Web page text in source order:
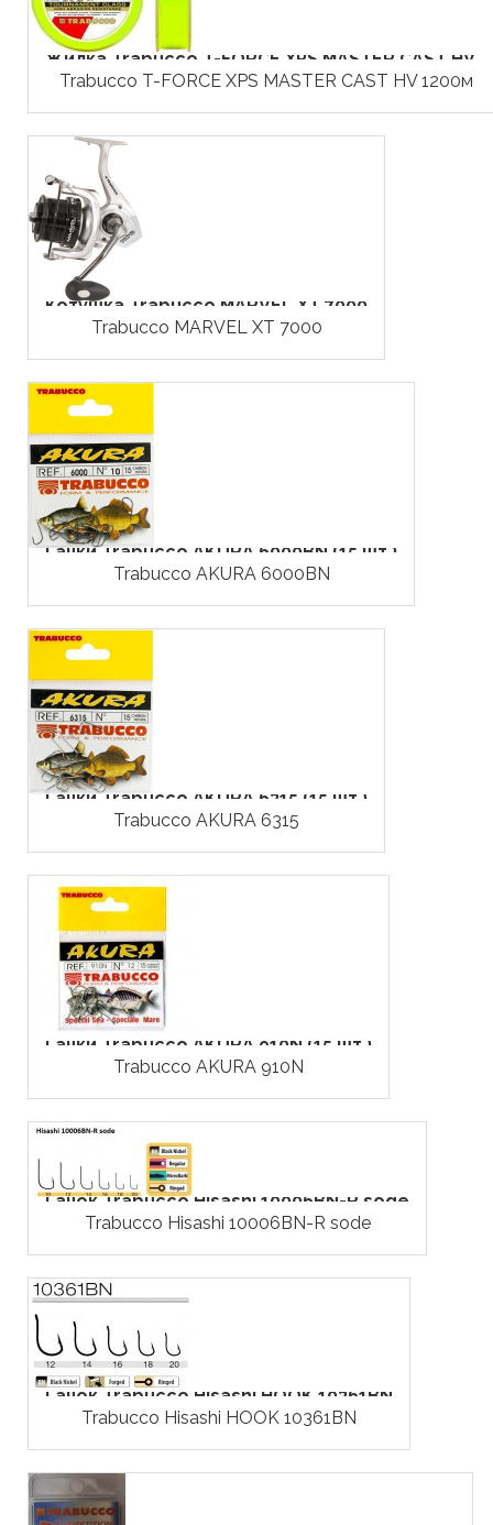
Жилка Trabucco T-FORCE XPS MASTER CAST HV...
Trabucco T-FORCE XPS MASTER CAST HV 1200м
Котушка Trabucco MARVEL XT 7000
Trabucco MARVEL XT 7000
Гачки Trabucco AKURA 6000BN (15 шт.)
Trabucco AKURA 6000BN
Гачки Trabucco AKURA 6315 (15 шт.)
Trabucco AKURA 6315
Гачки Trabucco AKURA 910N (15 шт.)
Trabucco AKURA 910N
Гачок Trabucco Hisashi 10006BN-R sode
Trabucco Hisashi 10006BN-R sode
Гачок Trabucco Hisashi HOOK 10361BN
Trabucco Hisashi HOOK 10361BN